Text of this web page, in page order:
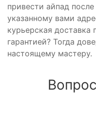
привести айпад
указанному вами
курьерская доставка
гарантией? Тогда
настоящему мастеру.